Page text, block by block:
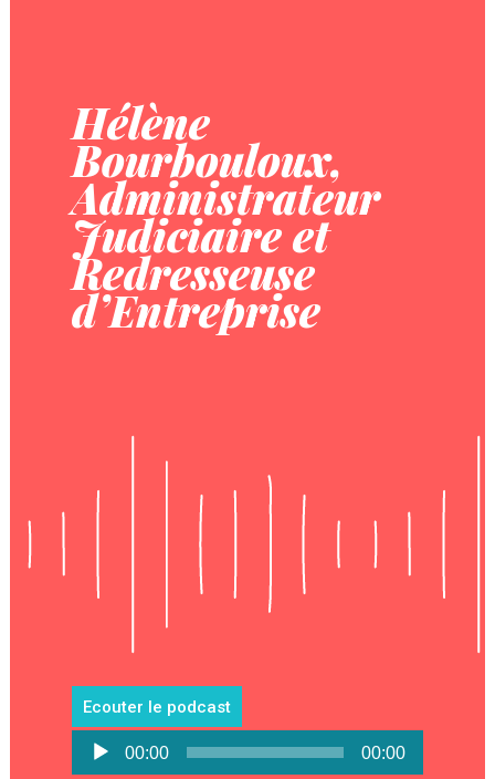
Hélène
Bourbouloux,
Administrateur
Judiciaire et
Redresseuse
d’Entreprise
Ecouter le podcast
Lecteur
audio
00:00 00:00